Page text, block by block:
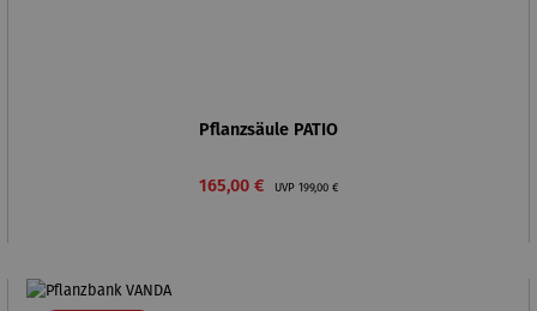
Pflanzsäule PATIO
Verkaufspreis:
165,00 € UVP Regulärer Preis:
199,00 €